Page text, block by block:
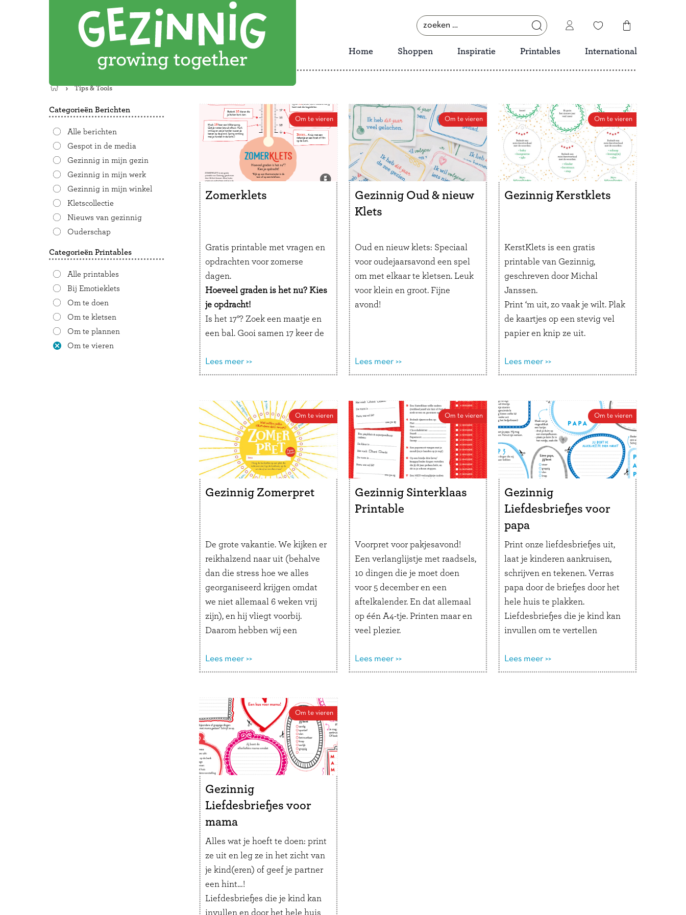
zoeken
naar:
Home Shoppen Inspiratie Printables International
Terug
de
Tips & Tools
Categorieën Berichten
Alle berichten
Gespot in de media
Gezinnig in mijn gezin
Gezinnig in mijn werk
Gezinnig in mijn winkel
Kletscollectie
Nieuws van gezinnig
Ouderschap
Categorieën Printables
Alle printables
Bij Emotieklets
Om te doen
Om te kletsen
Om te plannen
Om te vieren
Om te vieren
Zomerklets
Gratis printable met vragen en
opdrachten voor zomerse
dagen.
Hoeveel graden is het nu? Kies
je opdracht!
Is het 17°? Zoek een maatje en
een bal. Gooi samen 17 keer de
vallen.
Is het 24°? Vraag de telefoon
een appje met precies 24
emoji’s naar iemand die jij lief
vindt.
Is het 30°? Vertel in een briefje
met precies 30 woorden
waarom jij zo graag een ijsje
wil.
Lees meer >>
Om te vieren
Gezinnig Oud & nieuw
Klets
Oud en nieuw klets: Speciaal
voor oudejaarsavond een spel
om met elkaar te kletsen. Leuk
voor klein en groot. Fijne
avond!
Lees meer >>
Om te vieren
Gezinnig Kerstklets
KerstKlets is een gratis
printable van Gezinnig,
geschreven door Michal
Janssen.
Print ‘m uit, zo vaak je wilt. Plak
de kaartjes op een stevig vel
papier en knip ze uit.
Als kerstbal in de boom: kies
elke dag een bal en
Als label voor een cadeautje:
de ontvanger mag het
cadeautje pas openmaken als
de vraag beantwoord is.
Als tafelversiering: leg bij
iedereen een kaartje op het
bord. Stel tijdens het diner om
de beurt je vraag en laat hem
Leuk in de boom, als
cadeaulabel of leg er bij
iedereen een op het bord
tijdens brunch of diner.
Merry Xmas!
Lees meer >>
Om te vieren
Gezinnig Zomerpret
De grote vakantie. We kijken er
reikhalzend naar uit (behalve
dan die stress hoe we alles
georganiseerd krijgen omdat
we niet allemaal 6 weken vrij
zijn), en hij vliegt voorbij.
Daarom hebben wij een
lang van te genieten.
Wat willen jullie zeker doen
bucketlist kan de voorpret
vandaag al beginnen!
Lees meer >>
Om te vieren
Gezinnig Sinterklaas
Printable
Voorpret voor pakjesavond!
Een verlanglijstje met raadsels,
10 dingen die je moet doen
voor 5 december en een
aftelkalender. En dat allemaal
op één A4-tje. Printen maar en
veel plezier.
Lees meer >>
Om te vieren
Gezinnig
Liefdesbriefjes voor
papa
Print onze liefdesbriefjes uit,
laat je kinderen aankruisen,
schrijven en tekenen. Verras
papa door de briefjes door het
hele huis te plakken.
Liefdesbriefjes die je kind kan
invullen om te vertellen
Dat is toch het mooiste cadeau
voor Vaderdag of papa’s
Lees meer >>
Om te vieren
Gezinnig
Liefdesbriefjes voor
mama
Alles wat je hoeft te doen: print
ze uit en leg ze in het zicht van
je kind(eren) of geef je partner
een hint…!
Liefdesbriefjes die je kind kan
invullen en door het hele huis